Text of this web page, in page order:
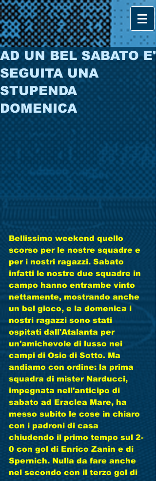
AD UN BEL SABATO E'
SEGUITA UNA
STUPENDA
DOMENICA
Bellissimo weekend quello
scorso per le nostre squadre e
per i nostri ragazzi. Sabato
infatti le nostre due squadre in
campo hanno entrambe vinto
nettamente, mostrando anche
un bel gioco, e la domenica i
nostri ragazzi sono stati
ospitati dall'Atalanta per
un'amichevole di lusso nei
campi di Osio di Sotto. Ma
andiamo con ordine: la prima
squadra di mister Narducci,
impegnata nell'anticipo di
sabato ad Eraclea Mare, ha
messo subito le cose in chiaro
con i padroni di casa
chiudendo il primo tempo sul 2-
0 con gol di Enrico Zanin e di
Spernich. Nulla da fare anche
nel secondo con il terzo gol di